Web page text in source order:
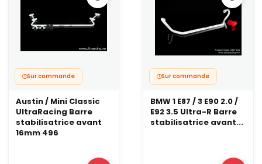
Sur commande
Austin / Mini Classic
UltraRacing Barre
stabilisatrice avant
16mm 496
Sur commande
BMW 1 E87 / 3 E90 2.0 /
E92 3.5 Ultra-R Barre
stabilisatrice avant...